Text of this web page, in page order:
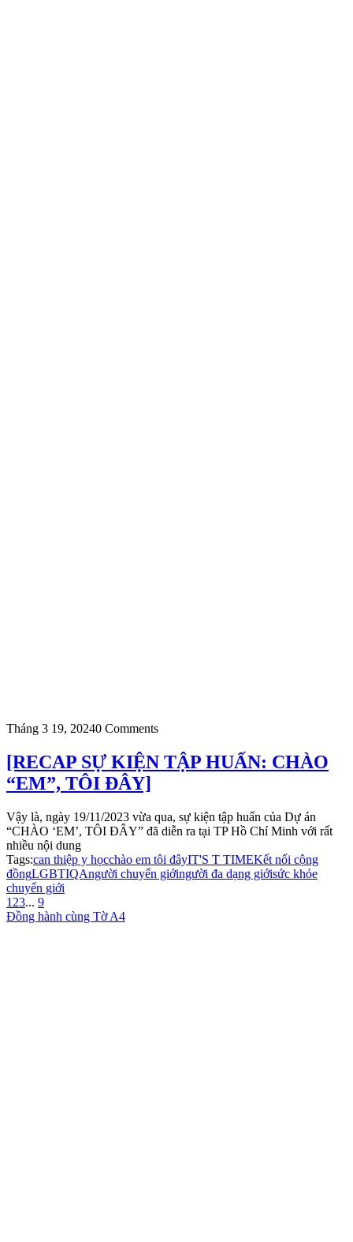
Tháng 3 19, 20240 Comments
[RECAP SỰ KIỆN TẬP HUẤN: CHÀO
“EM”, TÔI ĐÂY]
Vậy là, ngày 19/11/2023 vừa qua, sự kiện tập huấn của Dự án
“CHÀO ‘EM’, TÔI ĐÂY” đã diễn ra tại TP Hồ Chí Minh với rất
nhiều nội dung
Tags:can thiệp y họcchào em tôi đâyIT'S T TIMEKết nối cộng
đồngLGBTIQAngười chuyển giớingười đa dạng giớisức khỏe
chuyển giới
1 23... 9
Đồng hành cùng Tờ A4